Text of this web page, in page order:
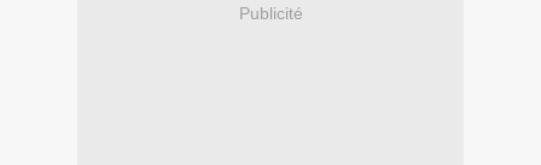
Publicité